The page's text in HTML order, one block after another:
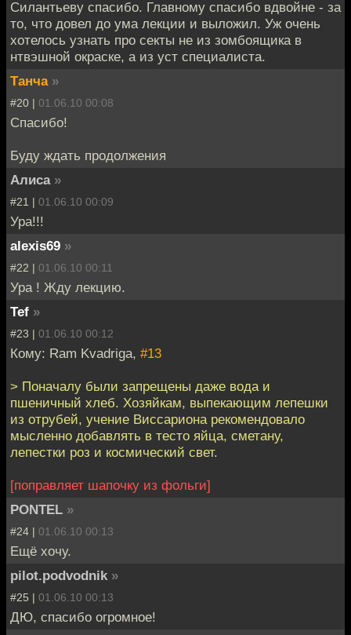
Силантьеву спасибо. Главному спасибо вдвойне - за
то, что довел до ума лекции и выложил. Уж очень
хотелось узнать про секты не из зомбоящика в
нтвэшной окраске, а из уст специалиста.
Танча »
#20 | 01.06.10 00:08
Спасибо!
Буду ждать продолжения
Алиса »
#21 | 01.06.10 00:09
Ура!!!
alexis69 »
#22 | 01.06.10 00:11
Ура ! Жду лекцию.
Tef »
#23 | 01.06.10 00:12
Кому: Ram Kvadriga, #13
> Поначалу были запрещены даже вода и
пшеничный хлеб. Хозяйкам, выпекающим лепешки
из отрубей, учение Виссариона рекомендовало
мысленно добавлять в тесто яйца, сметану,
лепестки роз и космический свет.
[поправляет шапочку из фольги]
PONTEL »
#24 | 01.06.10 00:13
Ещё хочу.
pilot.podvodnik »
#25 | 01.06.10 00:13
ДЮ, спасибо огромное!